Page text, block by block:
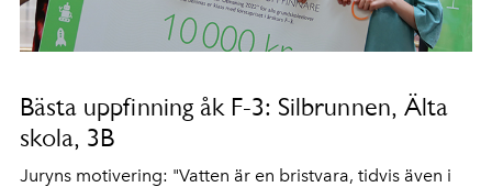
Bästa uppfinning åk F-3: Silbrunnen, Älta
skola, 3B
Juryns motivering: "Vatten är en bristvara, tidvis även i